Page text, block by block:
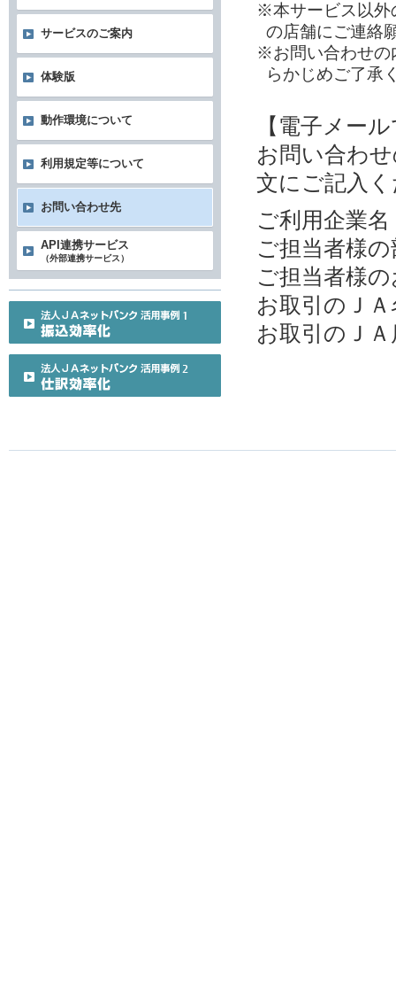
※本サービス以外
の店舗にご連絡
※お問い合わせの
らかじめご了承
【電子メー
お問い合わ
文にご記入
ご利用企業名
ご担当者様
ご担当者様
お取引のＪＡ
お取引のＪ
サービスのご案内
体験版
動作環境について
利用規定等について
お問い合わせ先
API連携サービス
（外部連携サービス）